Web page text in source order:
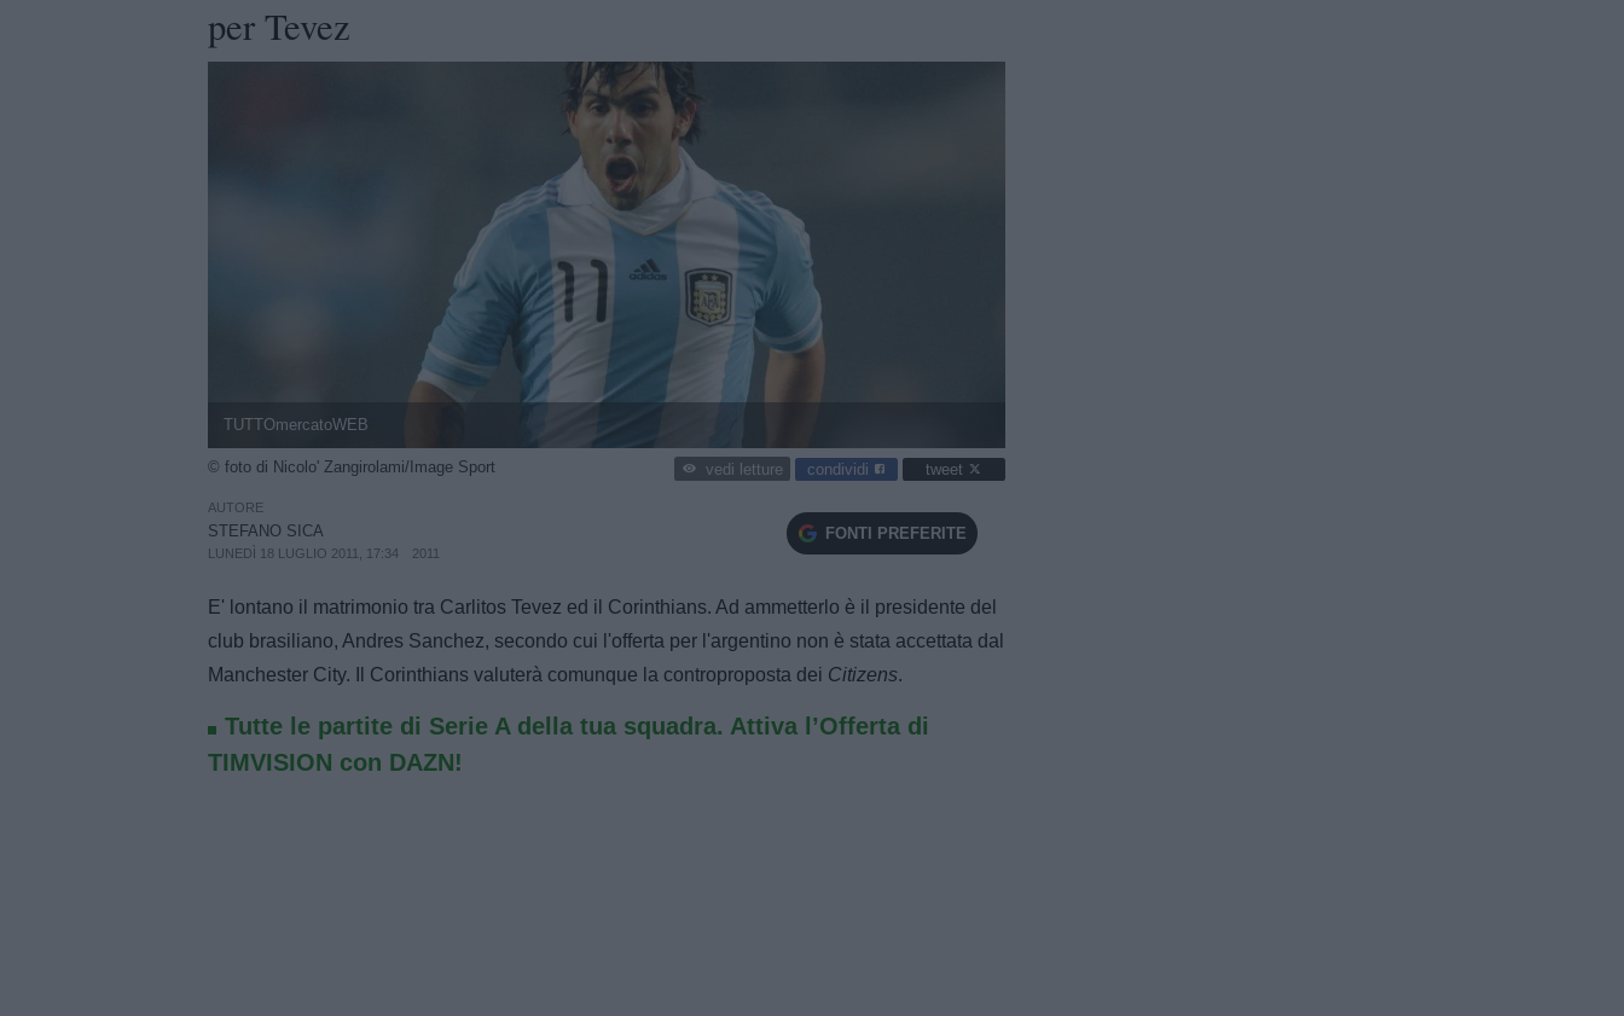
per Tevez
TUTTOmercatoWEB
© foto di Nicolo' Zangirolami/Image Sport vedi letture condividi tweet
AUTORE
STEFANO SICA
LUNEDÌ 18 LUGLIO 2011, 17:34 2011
FONTI PREFERITE
E' lontano il matrimonio tra Carlitos Tevez ed il Corinthians. Ad ammetterlo è il presidente del
club brasiliano, Andres Sanchez, secondo cui l'offerta per l'argentino non è stata accettata dal
Manchester City. Il Corinthians valuterà comunque la controproposta dei Citizens.
Tutte le partite di Serie A della tua squadra. Attiva l’Offerta di
TIMVISION con DAZN!